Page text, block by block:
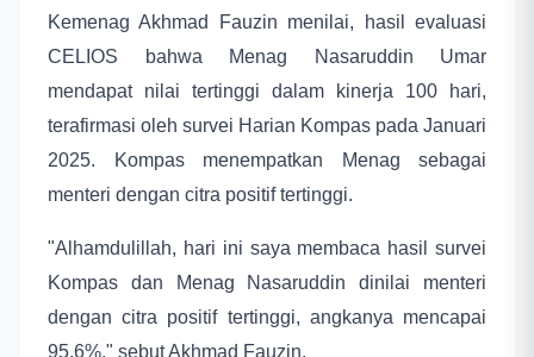
Kemenag Akhmad Fauzin menilai, hasil evaluasi
CELIOS bahwa Menag Nasaruddin Umar
mendapat nilai tertinggi dalam kinerja 100 hari,
terafirmasi oleh survei Harian Kompas pada Januari
2025. Kompas menempatkan Menag sebagai
menteri dengan citra positif tertinggi.
"Alhamdulillah, hari ini saya membaca hasil survei
Kompas dan Menag Nasaruddin dinilai menteri
dengan citra positif tertinggi, angkanya mencapai
95,6%," sebut Akhmad Fauzin.